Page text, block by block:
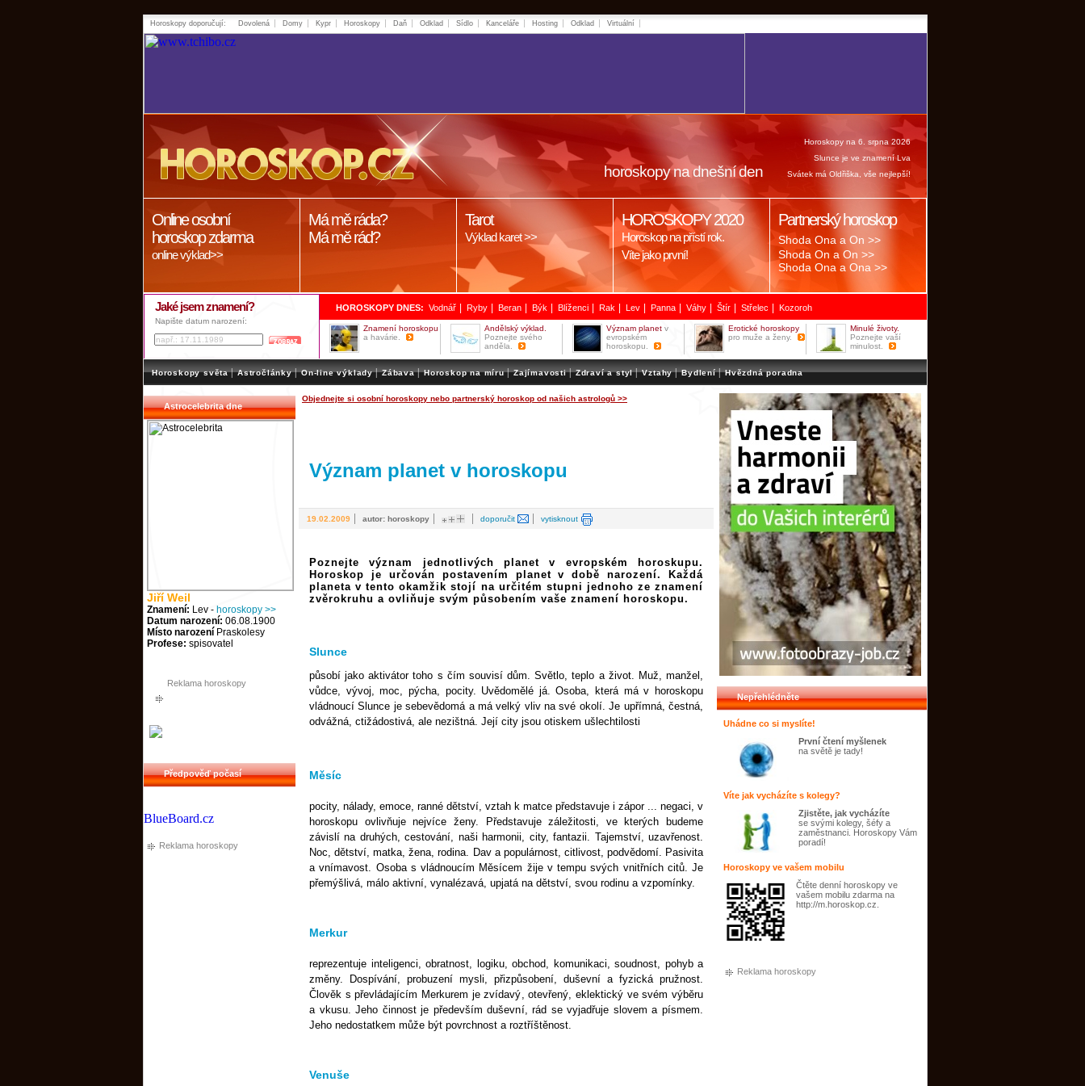
Horoskopy doporučují: Dovolená Domy Kypr Horoskopy Daň Odklad Sídlo Kanceláře Hosting Odklad Virtuální
Horoskopy na 6. srpna 2026
Slunce je ve znamení Lva
Svátek má Oldřiška, vše nejlepší!
horoskopy na dnešní den
Online osobní
horoskop zdarma
online výklad>>
Má mě ráda?
Má mě rád?
Tarot
Výklad karet >>
HOROSKOPY 2020
Horoskop na přístí rok.
Víte jako první!
Partnerský horoskop
Shoda Ona a On >>
Shoda On a On >>
Shoda Ona a Ona >>
Jaké jsem znamení?
Napište datum narození:
HOROSKOPY DNES: Vodnář Ryby Beran Býk Blíženci Rak Lev Panna Váhy Štír Střelec Kozoroh
Znamení horoskopu
a havárie.
Andělský výklad.
Poznejte svého
anděla.
Význam planet v
evropském
horoskopu.
Erotické horoskopy
pro muže a ženy.
Minulé životy.
Poznejte vaší
minulost.
Horoskopy světa | Astročlánky | On-line výklady | Zábava | Horoskop na míru | Zajímavosti | Zdraví a styl | Vztahy | Bydlení | Hvězdná poradna
Astrocelebrita dne
Jiří Weil
Znamení: Lev - horoskopy >>
Datum narození: 06.08.1900
Místo narození Praskolesy
Profese: spisovatel
Reklama horoskopy
Předpověď počasí
BlueBoard.cz
Reklama horoskopy
Objednejte si osobní horoskopy nebo partnerský horoskop od našich astrologů >>
Význam planet v horoskopu
19.02.2009 | autor: horoskopy | | doporučit | vytisknout
Poznejte význam jednotlivých planet v evropském horoskupu.
Horoskop je určován postavením planet v době narození. Každá
planeta v tento okamžik stojí na určitém stupni jednoho ze znamení
zvěrokruhu a ovliňuje svým působením vaše znamení horoskopu.
Slunce
působí jako aktivátor toho s čím souvisí dům. Světlo, teplo a život. Muž, manžel,
vůdce, vývoj, moc, pýcha, pocity. Uvědomělé já. Osoba, která má v horoskopu
vládnoucí Slunce je sebevědomá a má velký vliv na své okolí. Je upřímná, čestná,
odvážná, ctižádostivá, ale nezištná. Její city jsou otiskem ušlechtilosti
Měsíc
pocity, nálady, emoce, ranné dětství, vztah k matce představuje i zápor ... negaci, v
horoskopu ovlivňuje nejvíce ženy. Představuje záležitosti, ve kterých budeme
závislí na druhých, cestování, naši harmonii, city, fantazii. Tajemství, uzavřenost.
Noc, dětství, matka, žena, rodina. Dav a populárnost, citlivost, podvědomí. Pasivita
a vnímavost. Osoba s vládnoucím Měsícem žije v tempu svých vnitřních citů. Je
přemýšlivá, málo aktivní, vynalézavá, upjatá na dětství, svou rodinu a vzpomínky.
Merkur
reprezentuje inteligenci, obratnost, logiku, obchod, komunikaci, soudnost, pohyb a
změny. Dospívání, probuzení mysli, přizpůsobení, duševní a fyzická pružnost.
Člověk s převládajícím Merkurem je zvídavý, otevřený, eklektický ve svém výběru
a vkusu. Jeho činnost je především duševní, rád se vyjadřuje slovem a písmem.
Jeho nedostatkem může být povrchnost a roztříštěnost.
Venuše
Nepřehlédněte
Uhádne co si myslíte!
První čtení myšlenek
na světě je tady!
Víte jak vycházíte s kolegy?
Zjistěte, jak vycházíte
se svými kolegy, šéfy a
zaměstnanci. Horoskopy Vám
poradí!
Horoskopy ve vašem mobilu
Čtěte denní horoskopy ve
vašem mobilu zdarma na
http://m.horoskop.cz.
Reklama horoskopy